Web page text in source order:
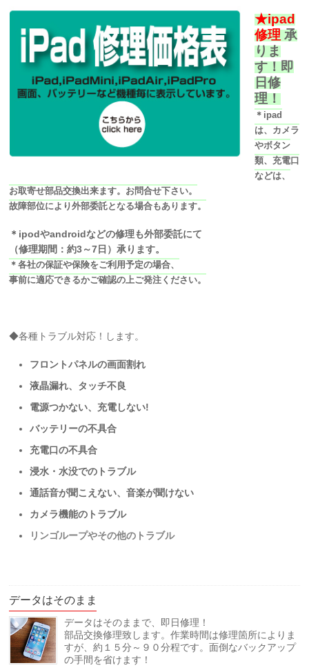
★ipad
修理承
りま
す！即
日修
理！
＊ipad
は、カメラ
やボタン
類、充電口
などは、
お取寄せ部品交換出来ます。お問合せ下さい。
故障部位により外部委託となる場合もあります。
＊ipodやandroidなどの修理も外部委託にて
（修理期間：約3～7日）承ります。
＊各社の保証や保険をご利用予定の場合、
事前に適応できるかご確認の上ご発注ください。
◆各種トラブル対応！します。
フロントパネルの画面割れ
液晶漏れ、タッチ不良
電源つかない、充電しない!
バッテリーの不具合
充電口の不具合
浸水・水没でのトラブル
通話音が聞こえない、音楽が聞けない
カメラ機能のトラブル
リンゴループやその他のトラブル
データはそのまま
データはそのままで、即日修理！
部品交換修理致します。作業時間は修理箇所によりま
すが、約１５分～９０分程です。面倒なバックアップ
の手間を省けます！